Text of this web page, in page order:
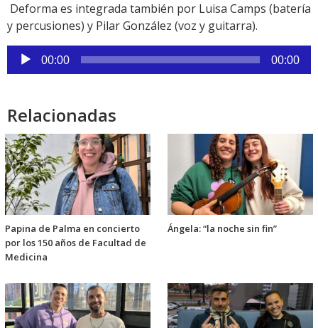
Deforma es integrada también por Luisa Camps (batería
y percusiones) y Pilar González (voz y guitarra).
Reproductor
de
00:00 00:00
Relacionadas
Papina de Palma en concierto
por los 150 años de Facultad de
Medicina
Ángela: “la noche sin fin”